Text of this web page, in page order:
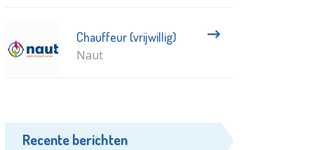
Chauffeur (vrijwillig)
Naut
Recente berichten